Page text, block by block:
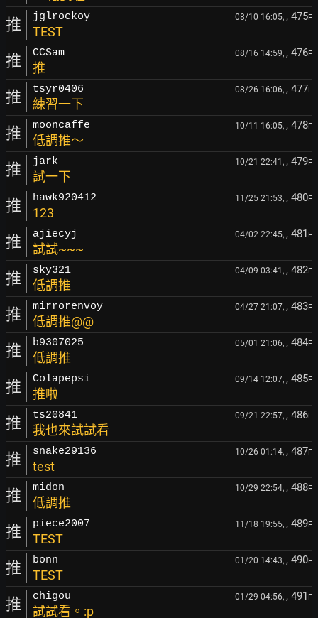
推 jglrockoy 08/10 16:05, , 475F
TEST
推 CCSam 08/16 14:59, , 476F
推
推 tsyr0406 08/26 16:06, , 477F
練習一下
推 mooncaffe 10/11 16:05, , 478F
低調推～
推 jark 10/21 22:41, , 479F
試一下
推 hawk920412 11/25 21:53, , 480F
123
推 ajiecyj 04/02 22:45, , 481 F
試試~~~
推 sky321 04/09 03:41, , 482F
低調推
推 mirrorenvoy 04/27 21:07, , 483F
低調推@@
推 b9307025 05/01 21:06, , 484F
低調推
推 Colapepsi 09/14 12:07, , 485F
推啦
推 ts20841 09/21 22:57, , 486F
我也來試試看
推 snake29136 10/26 01:14, , 487F
test
推 midon 10/29 22:54, , 488F
低調推
推 piece2007 11/18 19:55, , 489F
TEST
推 bonn 01/20 14:43, , 490F
TEST
推 chigou 01/29 04:56, , 491 F
試試看。:p